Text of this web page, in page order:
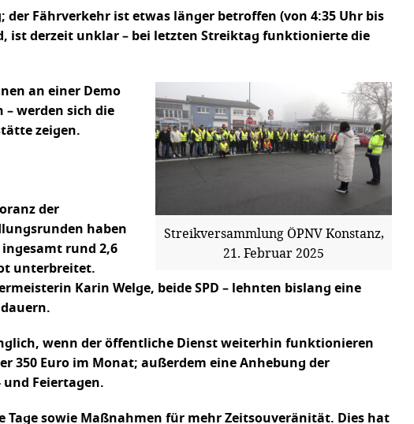
Fährverkehr ist etwas länger betroffen (von 4:35 Uhr bis
ist derzeit unklar – bei letzten Streiktag funktionierte die
Streikversammlung ÖPNV Konstanz,
21. Februar 2025
an einer Demo
werden sich die
zeigen.
der
haben
rund 2,6
unterbreitet.
Karin Welge, beide SPD – lehnten bislang eine
wenn der öffentliche Dienst weiterhin funktionieren
350 Euro im Monat; außerdem eine Anhebung der
und Feiertagen.
sowie Maßnahmen für mehr Zeitsouveränität. Dies hat